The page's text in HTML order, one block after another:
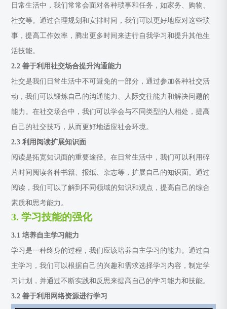
日常生活中，我们常常会面对各种琐事和任务，如家务、购物、
社交等。通过合理规划和安排时间，我们可以更好地应对这些琐
事，提高工作效率，腾出更多时间来进行自我学习和提升其他生
活技能。
2.2 善于利用社交场合提升沟通能力
社交是我们日常生活中不可避免的一部分，通过参加各种社交活
动，我们可以锻炼自己的沟通能力、人际交往能力和解决问题的
能力。在社交场合中，我们可以学会与不同类型的人相处，提高
自己的社交技巧，从而更好地适应社会环境。
2.3 利用阅读扩展知识面
阅读是拓宽知识面的重要途径。在日常生活中，我们可以利用碎
片时间阅读各种书籍、报纸、杂志等，扩展自己的知识面。通过
阅读，我们可以了解到不同领域的知识和观点，提高自己的综合
素质和思考能力。
3. 学习技能的强化
3.1 培养自主学习能力
学习是一种终身的过程，我们应该培养自主学习的能力。通过自
主学习，我们可以根据自己的兴趣和需求选择学习内容，制定学
习计划，并通过不断实践和反思来提高自己的学习能力和技能。
3.2 善于利用网络资源进行学习